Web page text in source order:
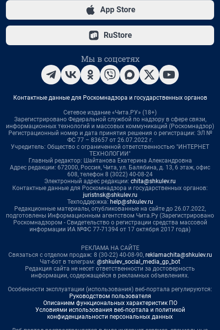
App Store
RuStore
Мы в соцсетях
Контактные данные для Роскомнадзора и государственных органов
Сетевое издание «Чита.РУ» (18+)
Зарегистрировано Федеральной службой по надзору в сфере связи,
информационных технологий и массовых коммуникаций (Роскомнадзор)
Регистрационный номер и дата принятия решения о регистрации: ЭЛ №
ФС 77 – 83657 от 26.07.2022 г.
Учредитель: Общество с ограниченной ответственностью "ИНТЕРНЕТ
ТЕХНОЛОГИИ"
Главный редактор: Шайтанова Екатерина Александровна
Адрес редакции: 672000, Россия, Чита, ул. Балябина, д. 13, 6 этаж, офис
608, телефон 8 (3022) 40-08-24
Электронный адрес редакции: chita@shkulev.ru
Контактные данные для Роскомнадзора и государственных органов:
juristnsk@shkulev.ru
Техподдержка: help@shkulev.ru
Редакционные материалы, опубликованные на сайте до 26.07.2022,
подготовлены Информационным агентством Чита.Ру (Зарегистрировано
Роскомнадзором - Свидетельство о регистрации средства массовой
информации ИА №ФС 77-71394 от 17 октября 2017 года)
РЕКЛАМА НА САЙТЕ
Связаться с отделом продаж: 8 (30-22) 40-08-90, reklamachita@shkulev.ru
Чат-бот в телеграм: @shkulev_social_media_gp_bot
Редакция сайта не несет ответственности за достоверность
информации, содержащейся в рекламных объявлениях.
Особенности эксплуатации (использования) веб-портала регулируются:
Руководством пользователя
Описанием функциональных характеристик ПО
Условиями использования веб-портала и политикой
конфиденциальности персональных данных